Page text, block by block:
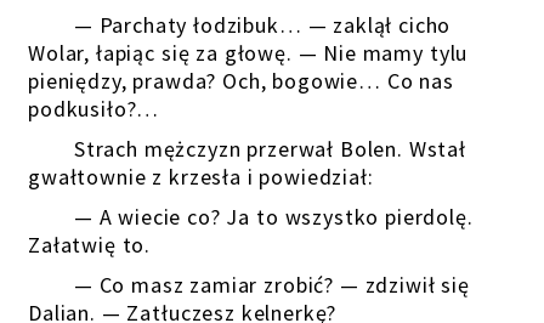
— Parchaty łodzibuk… — zaklął cicho
Wolar, łapiąc się za głowę. — Nie mamy tylu
pieniędzy, prawda? Och, bogowie… Co nas
podkusiło?…
Strach mężczyzn przerwał Bolen. Wstał
gwałtownie z krzesła i powiedział:
— A wiecie co? Ja to wszystko pierdolę.
Załatwię to.
— Co masz zamiar zrobić? — zdziwił się
Dalian. — Zatłuczesz kelnerkę?